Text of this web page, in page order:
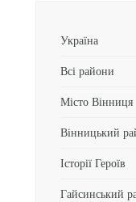
Україна
Всі райони
Місто Вінниця
Вінницький
Історії Героїв
Гайсинський